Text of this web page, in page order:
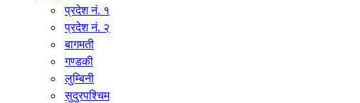
प्रदेश नं. १
प्रदेश नं. २
बागमती
गण्डकी
लुम्बिनी
सुदुरपश्चिम